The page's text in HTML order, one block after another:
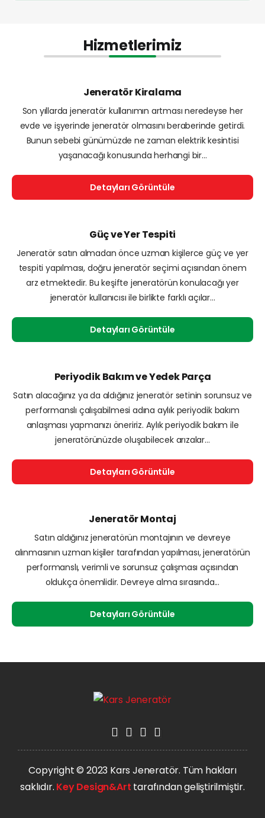
Hizmetlerimiz
Jeneratör Kiralama
Son yıllarda jeneratör kullanımın artması neredeyse her
evde ve işyerinde jeneratör olmasını beraberinde getirdi.
Bunun sebebi günümüzde ne zaman elektrik kesintisi
yaşanacağı konusunda herhangi bir...
Detayları Görüntüle
Güç ve Yer Tespiti
Jeneratör satın almadan önce uzman kişilerce güç ve yer
tespiti yapılması, doğru jeneratör seçimi açısından önem
arz etmektedir. Bu keşifte jeneratörün konulacağı yer
jeneratör kullanıcısı ile birlikte farklı açılar...
Detayları Görüntüle
Periyodik Bakım ve Yedek Parça
Satın alacağınız ya da aldığınız jeneratör setinin sorunsuz ve
performanslı çalışabilmesi adına aylık periyodik bakım
anlaşması yapmanızı öneririz. Aylık periyodik bakım ile
jeneratörünüzde oluşabilecek arızalar...
Detayları Görüntüle
Jeneratör Montaj
Satın aldığınız jeneratörün montajının ve devreye
alınmasının uzman kişiler tarafından yapılması, jeneratörün
performanslı, verimli ve sorunsuz çalışması açısından
oldukça önemlidir. Devreye alma sırasında...
Detayları Görüntüle
Copyright © 2023 Kars Jeneratör. Tüm hakları
saklıdır. Key Design&Art tarafından geliştirilmiştir.